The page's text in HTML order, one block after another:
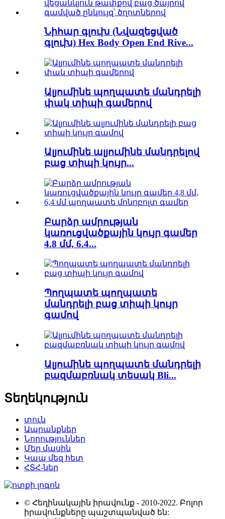
Նիհար գլուխ (Նվազեցված
գլուխ) Hex Body Open End Rive...
Ալյումինե պողպատե մանդրելի
փակ տիպի գամերով
Ալյումինե ալյումինե մանդրելով
բաց տիպի կույր...
Բարձր ամրության
կառուցվածքային կույր գամեր
4.8 մմ, 6.4...
Պողպատե պողպատե
մանդրելի բաց տիպի կույր
գամով
Ալյումինե պողպատե մանդրելի
բազմաբռնակ տեսակ Bli...
Տեղեկություն
տուն
Ապրանքներ
Նորություններ
Մեր մասին
Կապ մեզ հետ
ՀՏՀ-ներ
© Հեղինակային իրավունք - 2010-2022. Բոլոր
իրավունքները պաշտպանված են: